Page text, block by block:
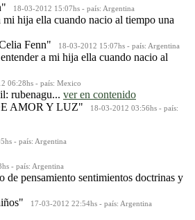
18-03-2012 15:07hs - país: Argentina
hija ella cuando nacio al tiempo una
Fenn" 18-03-2012 15:07hs - país: Argentina
a mi hija ella cuando nacio al
06:28hs - país: Mexico
rubenagu... ver en contenido
AMOR Y LUZ"
18-03-2012 03:56hs - país:
- país: Argentina
- país: Argentina
pensamiento sentimientos doctrinas y
17-03-2012 22:54hs - país: Argentina